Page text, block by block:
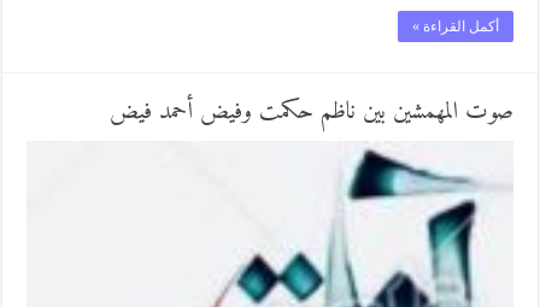
أكمل القراءة »
صوت المهمشين بين ناظم حكمت وفيض أحمد فيض